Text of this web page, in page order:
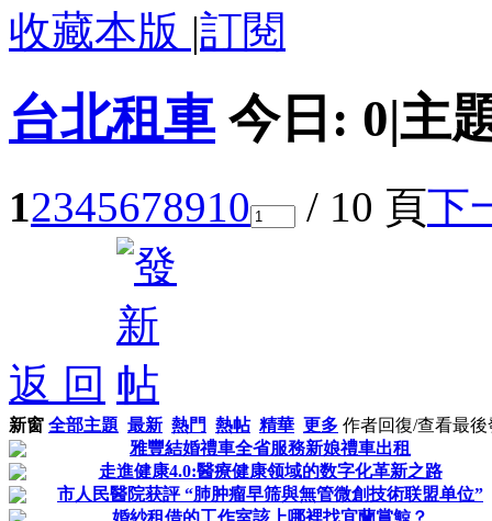
收藏本版 |訂閱
台北租車 今日: 0|主
12345678910 / 10 頁下
返 回
新窗 全部主題 最新 熱門 熱帖 精華 更多 作者回復/查看最後
雅豐結婚禮車全省服務新娘禮車出租
走進健康4.0:醫療健康领域的数字化革新之路
市人民醫院获評 “肺肿瘤早筛與無管微創技術联盟单位”
婚紗租借的工作室該上哪裡找宜蘭賞鯨？